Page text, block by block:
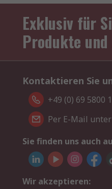
Exklusiv für
Produkte
Kontaktieren Sie
+49 (0) 69 5800
Per E-Mail
Sie finden uns auch
Wir akzeptieren: